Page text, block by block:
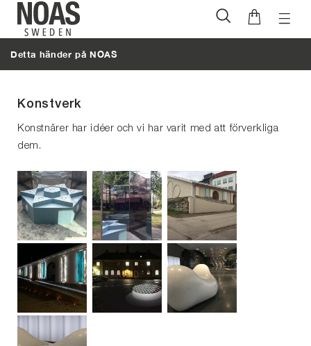
Hoppa
innehåll
Detta händer på NOAS
Konstverk
Konstnärer har idéer och vi har varit med att förverkliga
dem.